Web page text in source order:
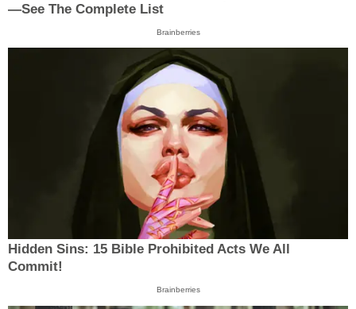
—See The Complete List
Brainberries
Hidden Sins: 15 Bible Prohibited Acts We All
Commit!
Brainberries